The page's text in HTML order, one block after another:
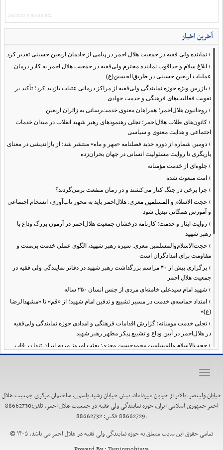
1/6/2025 3:59:00 PM
آخرین اخبار
› نماینده ولی فقیه در جمعیت هلال احمر در پیامی از خادمان اربعین حسینی تقدیر کرد
› ابلاغ سلام و خداقوت نماینده محترم ولی‌فقیه در جمعیت هلال احمر به کادر درمان
عملیات اربعین حسینی در طریق‌الحسین(ع)
› بازرس ویژه حوزه نمایندگی ولی‌فقیه از مراکز درمانی عتبات بازدید کرد؛ تأکید بر
تقویت فعالیت‌های فرهنگی و خدمت جهادی
› روحانیون هلال‌احمر؛ همراهان معنوی خدمت‌رسانی به زائران اربعین
› کانون‌های طلاب هلال‌احمر؛ تجلی رهنمودهای رهبر شهید انقلاب در میدان خدمات
اجتماعی و هدایت معنوی و سیاسی
› دومین شماره از دوره جدید فصلنامه «مهر و ماه» منتشر شد؛ از بازاندیشی در معنای
یاریگری تا روایت مسئولیت انسانی در جهان بحران‌زده
› جلوه‌ای از خدمت مؤمنانه
› امت مبعوث شده
› چرا برخی در جنگ کنار می‌کشند و در زمان منفعت برمی‌گردند؟
› حجت الاسلام و المسلمین معزی: هلال‌احمر باید به محور تاب‌آوری، انسجام اجتماعی
و آموزش همگانی تبدیل شود
› روایت ایثار و خدمت؛ کارنامه درخشان جمعیت هلال‌احمر در آزمون بزرگ وداع با
رهبر شهید
› حجت‌الاسلام‌والمسلمین معزی: سیره رهبر شهید، الگوی عملی خدمت بی‌منت و
مقاومت برای امدادگران است
›
برگزاری بیش از ۴۰ مراسم بزرگداشت رهبر شهید در دفاتر نمایندگی ولی فقیه در
جمعیت هلال احمر
› شهید امام سیدعلی خامنه‌ای مردی از جنس انسان ۲۵۰ ساله
› امتداد حماسه‌ی خدمت در مسیر تشییع و تدفین امام شهید؛ از «قم» تا «مشهدالرضا
(ع)»
› تجلی خدمت مومنانه؛ گزارش اقدامات فرهنگی و امدادی حوزه نمایندگی ولی‌فقیه
در هلال‌احمر در آیین وداع و تشییع پیکر مطهر رهبر شهید
› حجت‌الاسلام والمسلمین محمدحسین معزی: بعثت امروز مردم ایران تنها در قاب
قیام عاشورا قابل تفسیر است
›آمادگی همه‌جانبه معاونت فرهنگی حوزه نمایندگی ولی‌فقیه هلال‌احمر برای
خدمت‌رسانی در مراسم تشییع پیکر مطهر رهبر شهید
هلال‌احمر آغاز شد
› نماینده ولی‌فقیه در هلال‌احمر: حراست اثرگذار، پشتوانه سرمایه اجتماعی است /
هدف حکومت اسلامی، ساخت جامعه‌ای برای «خلیفه‌الله» شدن انسان‌هاست
›تأکید نماینده ولی‌فقیه در هلال‌احمر بر هدفمندی برنامه‌های محرم / عزاداری‌ها
Toggle
خیابان ولیعصر، بالاتر از خیابان میرداماد، نبش خیابان رشید یاسمی، ساختمان مرکزی جمعیت هلال
احمر جمهوری اسلامی ایران، حوزه نمایندگی ولی فقیه در جمعیت هلال احمر. تلفن:88662730
،88662729 فکس: 88662732
تمامی حقوق این سایت متعلق به حوزه نمایندگی ولی فقیه در هلال احمر می باشد. ۱۴۰۵ ©